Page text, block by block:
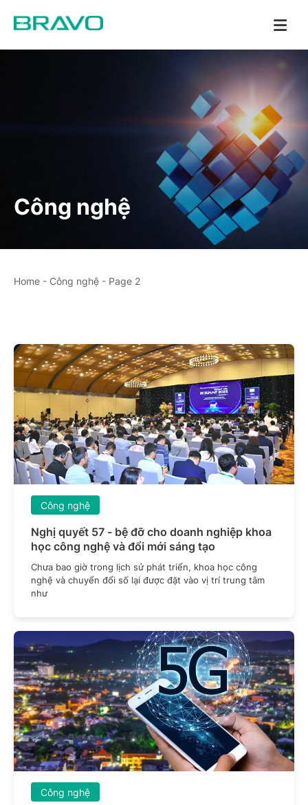
Công nghệ
Home - Công nghệ - Page 2
Nghị quyết 57 - bệ đỡ cho doanh nghiệp khoa
học công nghệ và đổi mới sáng tạo
Công nghệ
Chưa bao giờ trong lịch sử phát triển, khoa học công
nghệ và chuyển đổi số lại được đặt vào vị trí trung tâm
như
Công nghệ